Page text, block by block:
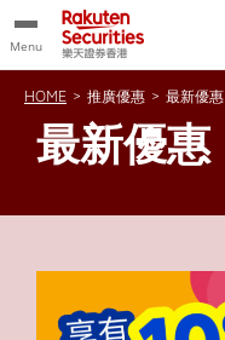
Menu
HOME > 推廣優惠 > 最新優惠
最新優惠